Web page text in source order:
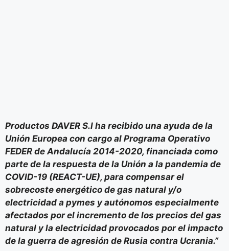
Productos DAVER S.l ha recibido una ayuda de la
Unión Europea con cargo al Programa Operativo
FEDER de Andalucía 2014-2020, financiada como
parte de la respuesta de la Unión a la pandemia de
COVID-19 (REACT-UE), para compensar el
sobrecoste energético de gas natural y/o
electricidad a pymes y autónomos especialmente
afectados por el incremento de los precios del gas
natural y la electricidad provocados por el impacto
de la guerra de agresión de Rusia contra Ucrania.”